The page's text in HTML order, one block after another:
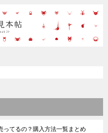
ってるの？購入方法一覧まとめ